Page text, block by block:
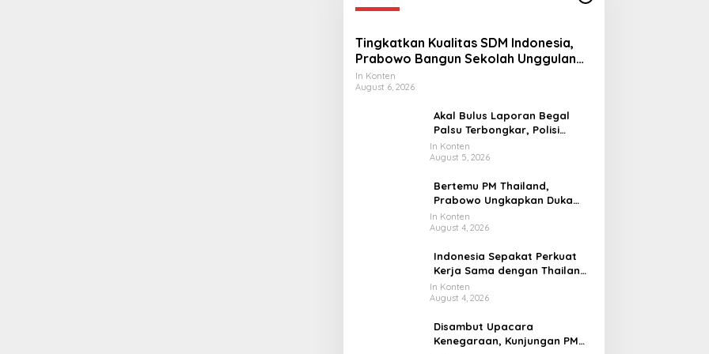
Tingkatkan Kualitas SDM Indonesia,
Prabowo Bangun Sekolah Unggulan
hingga Undang Universitas Terbaik
Dunia
In Konten
August 6, 2026
Akal Bulus Laporan Begal
Palsu Terbongkar, Polisi
Ungkap Penggelapan Uang
Perusahaan untuk Crypto
In Konten
August 5, 2026
Bertemu PM Thailand,
Prabowo Ungkapkan Duka
Cita kepada Putri dan
Selamat Ulang Tahun ke Raja
In Konten
August 4, 2026
Indonesia Sepakat Perkuat
Kerja Sama dengan Thailand,
dari Pangan hingga Ekonomi
Digital
In Konten
August 4, 2026
Disambut Upacara
Kenegaraan, Kunjungan PM